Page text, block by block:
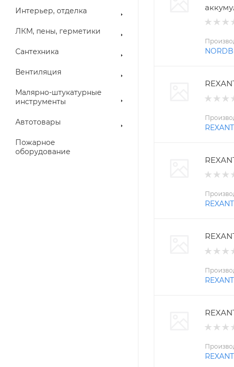
Интерьер, отделка
ЛКМ, пены, герметики
Сантехника
Вентиляция
Малярно-штукатурные
инструменты
Автотовары
Пожарное
оборудование
REXANT
REXANT
REXANT
REXANT